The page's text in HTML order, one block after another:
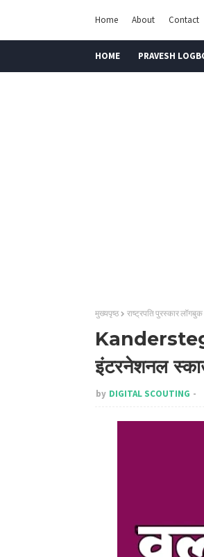
Home About Contact
HOME PRAVESH
मुख्यपृष्ठ राष्ट्रपति पुरस्कार लॉगबुक
इंटरनेशनल
by DIGITAL SCOUTING